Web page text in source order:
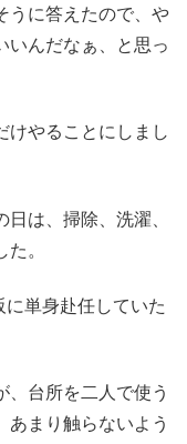
うに答えたので、や
いんだなぁ、と思っ
けやることにしまし
は、掃除、洗濯、
。
単身赴任していた
、台所を二人で使う
あまり触らないよう